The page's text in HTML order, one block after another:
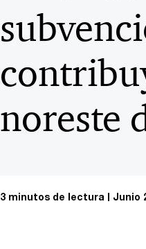
noreste
3 minutos de lectura Junio